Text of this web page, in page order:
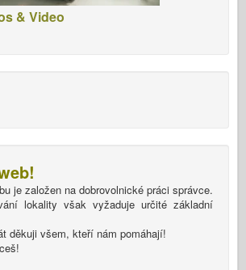
& Video
je založen na dobrovolnické práci správce.
lokality však vyžaduje určité základní
děkuji všem, kteří nám pomáhají!